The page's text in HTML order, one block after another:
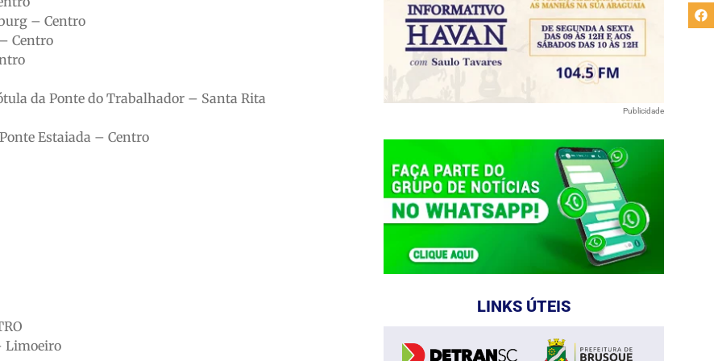
– Centro
Centro
da Ponte do Trabalhador – Santa Rita
Estaiada – Centro
Limoeiro
Publicidade
LINKS ÚTEIS